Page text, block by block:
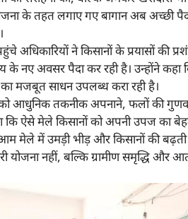
के तहत लगाए गए बागान अब अच्छी
अधिकारियों ने किसानों के प्रयासों की
के नए अवसर पैदा कर रही है। उन्होंने कहा
मजबूत साधन उपलब्ध करा रही है।
को आधुनिक तकनीक अपनाने, फलों की
कि ऐसे मेले किसानों को अपनी उपज का
मेले में उमड़ी भीड़ और किसानों की बढ़ती
योजना नहीं, बल्कि ग्रामीण समृद्धि और